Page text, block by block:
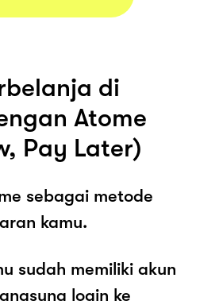
di
Atome
Pay Later)
sebagai metode
kamu.
sudah memiliki akun
login ke